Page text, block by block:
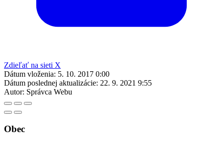
Zdieľať na sieti X
Dátum vloženia: 5. 10. 2017 0:00
Dátum poslednej aktualizácie: 22. 9. 2021 9:55
Autor: Správca Webu
Obec